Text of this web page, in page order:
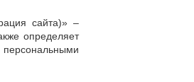
сайта)» –
определяет